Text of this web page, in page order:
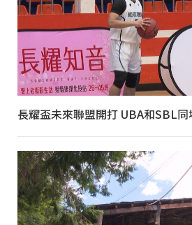
長耀盃未來聯盟開打 UBA和SBL同